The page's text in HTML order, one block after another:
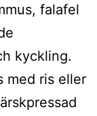
falafel
kyckling.
med ris eller